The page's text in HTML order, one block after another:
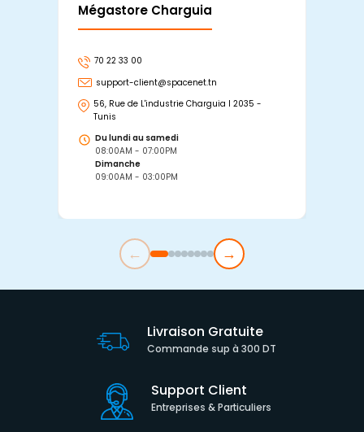
Mégastore Charguia
70 22 33 00
support-client@spacenet.tn
56, Rue de L'industrie Charguia I 2035 -
Tunis
Du lundi au samedi
08:00AM - 07:00PM
Dimanche
09:00AM - 03:00PM
← →
Livraison Gratuite
Commande sup à 300 DT
Support Client
Entreprises & Particuliers